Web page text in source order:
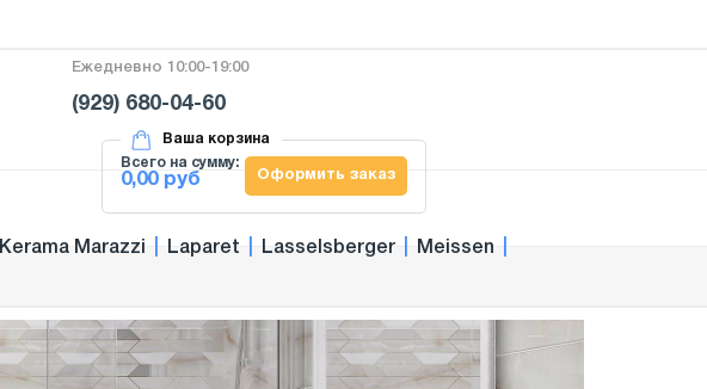
Ежедневно 10:00-19:00
(929) 680-04-60
Ваша корзина
Оформить заказ
Всего на сумму:
0,00 руб
Kerama Marazzi Laparet Lasselsberger Meissen